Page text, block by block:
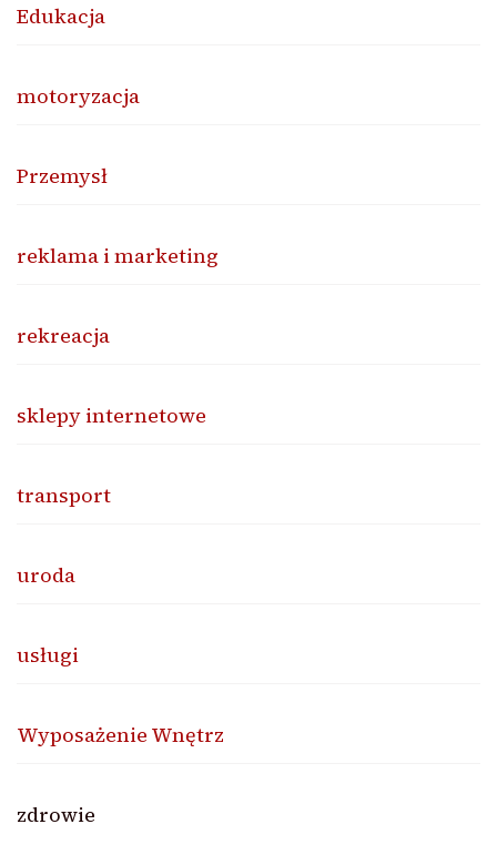
Edukacja
motoryzacja
Przemysł
reklama i marketing
rekreacja
sklepy internetowe
transport
uroda
usługi
Wyposażenie Wnętrz
zdrowie